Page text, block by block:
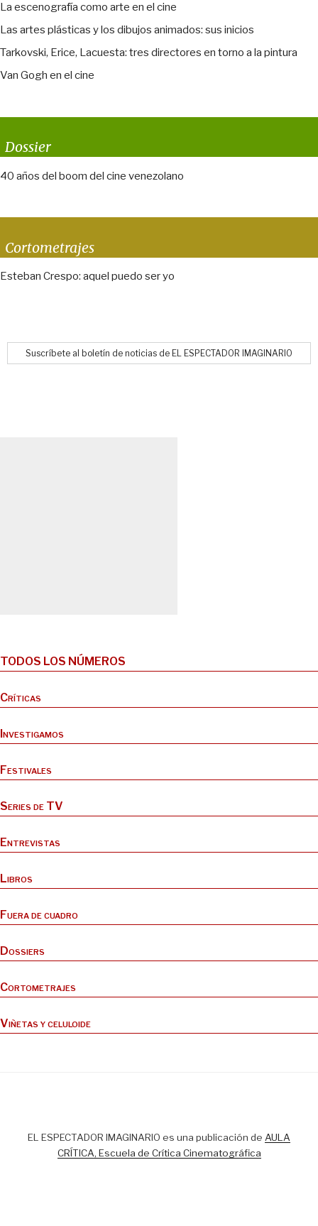
La escenografía como arte en el cine
Las artes plásticas y los dibujos animados: sus inicios
Tarkovski, Erice, Lacuesta: tres directores en torno a la pintura
Van Gogh en el cine
Dossier
40 años del boom del cine venezolano
Cortometrajes
Esteban Crespo: aquel puedo ser yo
Suscríbete al boletín de noticias de EL ESPECTADOR IMAGINARIO
TODOS LOS NÚMEROS
Críticas
Investigamos
Festivales
Series de TV
Entrevistas
Libros
Fuera de cuadro
Dossiers
Cortometrajes
Viñetas y celuloide
EL ESPECTADOR IMAGINARIO es una publicación de AULA
CRÍTICA, Escuela de Crítica Cinematográfica